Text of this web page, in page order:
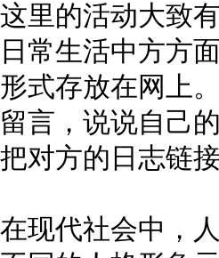
这里的活动大致
日常生活中方方
形式存放在网上
留言，说说自己
把对方的日志链
在现代社会中，